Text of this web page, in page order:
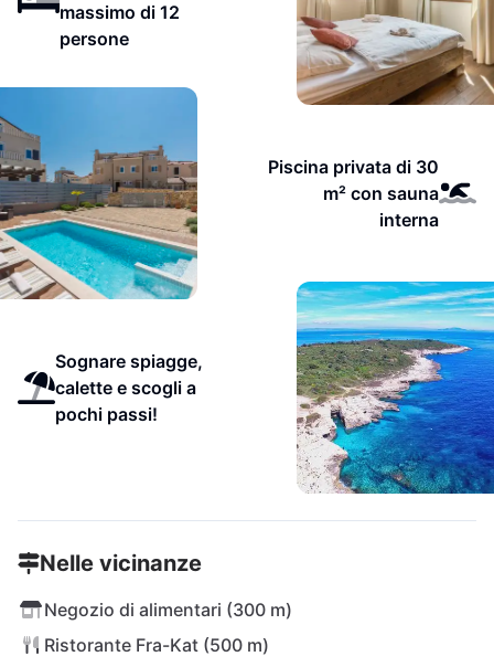
massimo di 12
persone
Piscina privata di 30
m² con sauna
interna
Sognare spiagge,
calette e scogli a
pochi passi!
Nelle vicinanze
Negozio di alimentari (300 m)
Ristorante Fra-Kat (500 m)